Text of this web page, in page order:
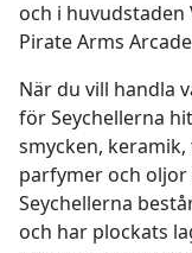
och i
Pirate Arms
När du vill handla
för Seychellerna
smycken,
parfymer och oljor
Seychellerna
och har plockats